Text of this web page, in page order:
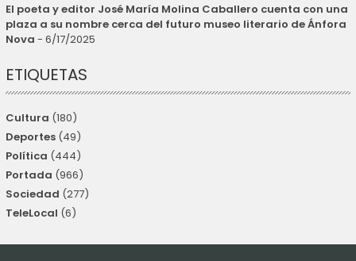
El poeta y editor José María Molina Caballero cuenta con una
plaza a su nombre cerca del futuro museo literario de Ánfora
Nova - 6/17/2025
ETIQUETAS
Cultura (180)
Deportes (49)
Política (444)
Portada (966)
Sociedad (277)
TeleLocal (6)